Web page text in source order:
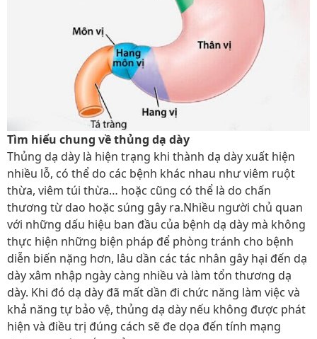
Tìm hiểu chung về thủng dạ dày
Thủng dạ dày là hiện trạng khi thành dạ dày xuất hiện
nhiều lỗ, có thể do các bệnh khác nhau như viêm ruột
thừa, viêm túi thừa… hoặc cũng có thể là do chấn
thương từ dao hoặc súng gây ra.Nhiều người chủ quan
với những dấu hiệu ban đầu của bệnh dạ dày mà không
thực hiện những biện pháp để phòng tránh cho bệnh
diễn biến nặng hơn, lâu dần các tác nhân gây hại đến dạ
dày xâm nhập ngày càng nhiều và làm tổn thương dạ
dày. Khi đó dạ dày đã mất dần đi chức năng làm việc và
khả năng tự bảo vệ, thủng dạ dày nếu không được phát
hiện và điều trị đúng cách sẽ đe dọa đến tính mạng